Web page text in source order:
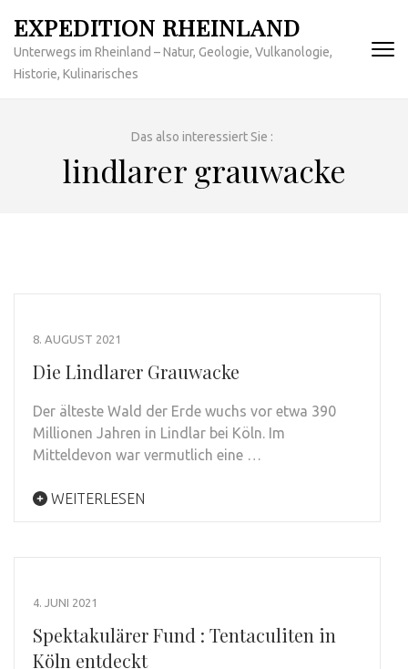
Inhalt
springen
(Enter
EXPEDITION RHEINLAND
Unterwegs im Rheinland – Natur, Geologie, Vulkanologie,
Historie, Kulinarisches
Das also interessiert Sie :
lindlarer grauwacke
8. AUGUST 2021
Die Lindlarer Grauwacke
Der älteste Wald der Erde wuchs vor etwa 390
Millionen Jahren in Lindlar bei Köln. Im
Mitteldevon war vermutlich eine …
WEITERLESEN
4. JUNI 2021
Spektakulärer Fund : Tentaculiten in
Köln entdeckt